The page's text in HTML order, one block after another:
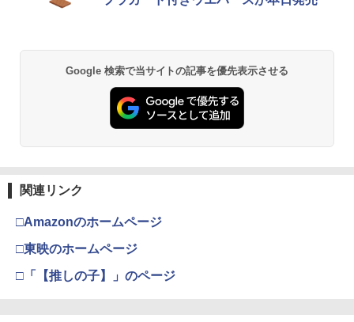
Google 検索で当サイトの記事を優先表示させる
関連リンク
□Amazonのホームページ
□東映のホームページ
□「【推しの子】」のページ